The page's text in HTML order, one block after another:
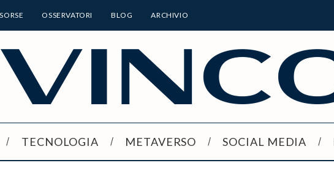
OSSERVATORI BLOG ARCHIVIO
TECNOLOGIA METAVERSO SOCIAL MEDIA